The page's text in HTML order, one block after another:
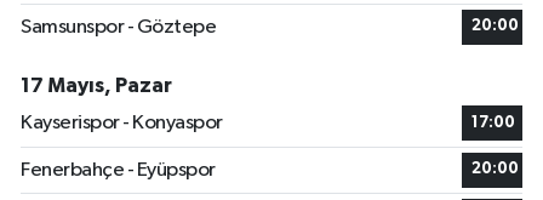
Samsunspor - Göztepe 20:00
17 Mayıs, Pazar
Kayserispor - Konyaspor
17:00
Fenerbahçe - Eyüpspor 20:00